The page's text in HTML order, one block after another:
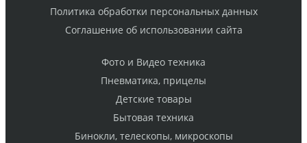
Политика обработки персональных данных
Cоглашение об использовании сайта
Фото и Видео техника
Пневматика, прицелы
Детские товары
Бытовая техника
Бинокли, телескопы, микроскопы